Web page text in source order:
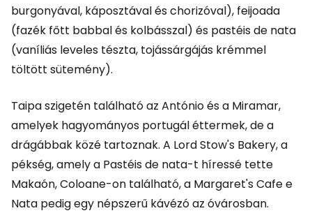
burgonyával, káposztával és chorizóval), feijoada
(fazék főtt babbal és kolbásszal) és pastéis de nata
(vaníliás leveles tészta, tojássárgájás krémmel
töltött sütemény).
Taipa szigetén található az António és a Miramar,
amelyek hagyományos portugál éttermek, de a
drágábbak közé tartoznak. A Lord Stow's Bakery, a
pékség, amely a Pastéis de nata-t híressé tette
Makaón, Coloane-on található, a Margaret's Cafe e
Nata pedig egy népszerű kávézó az óvárosban.